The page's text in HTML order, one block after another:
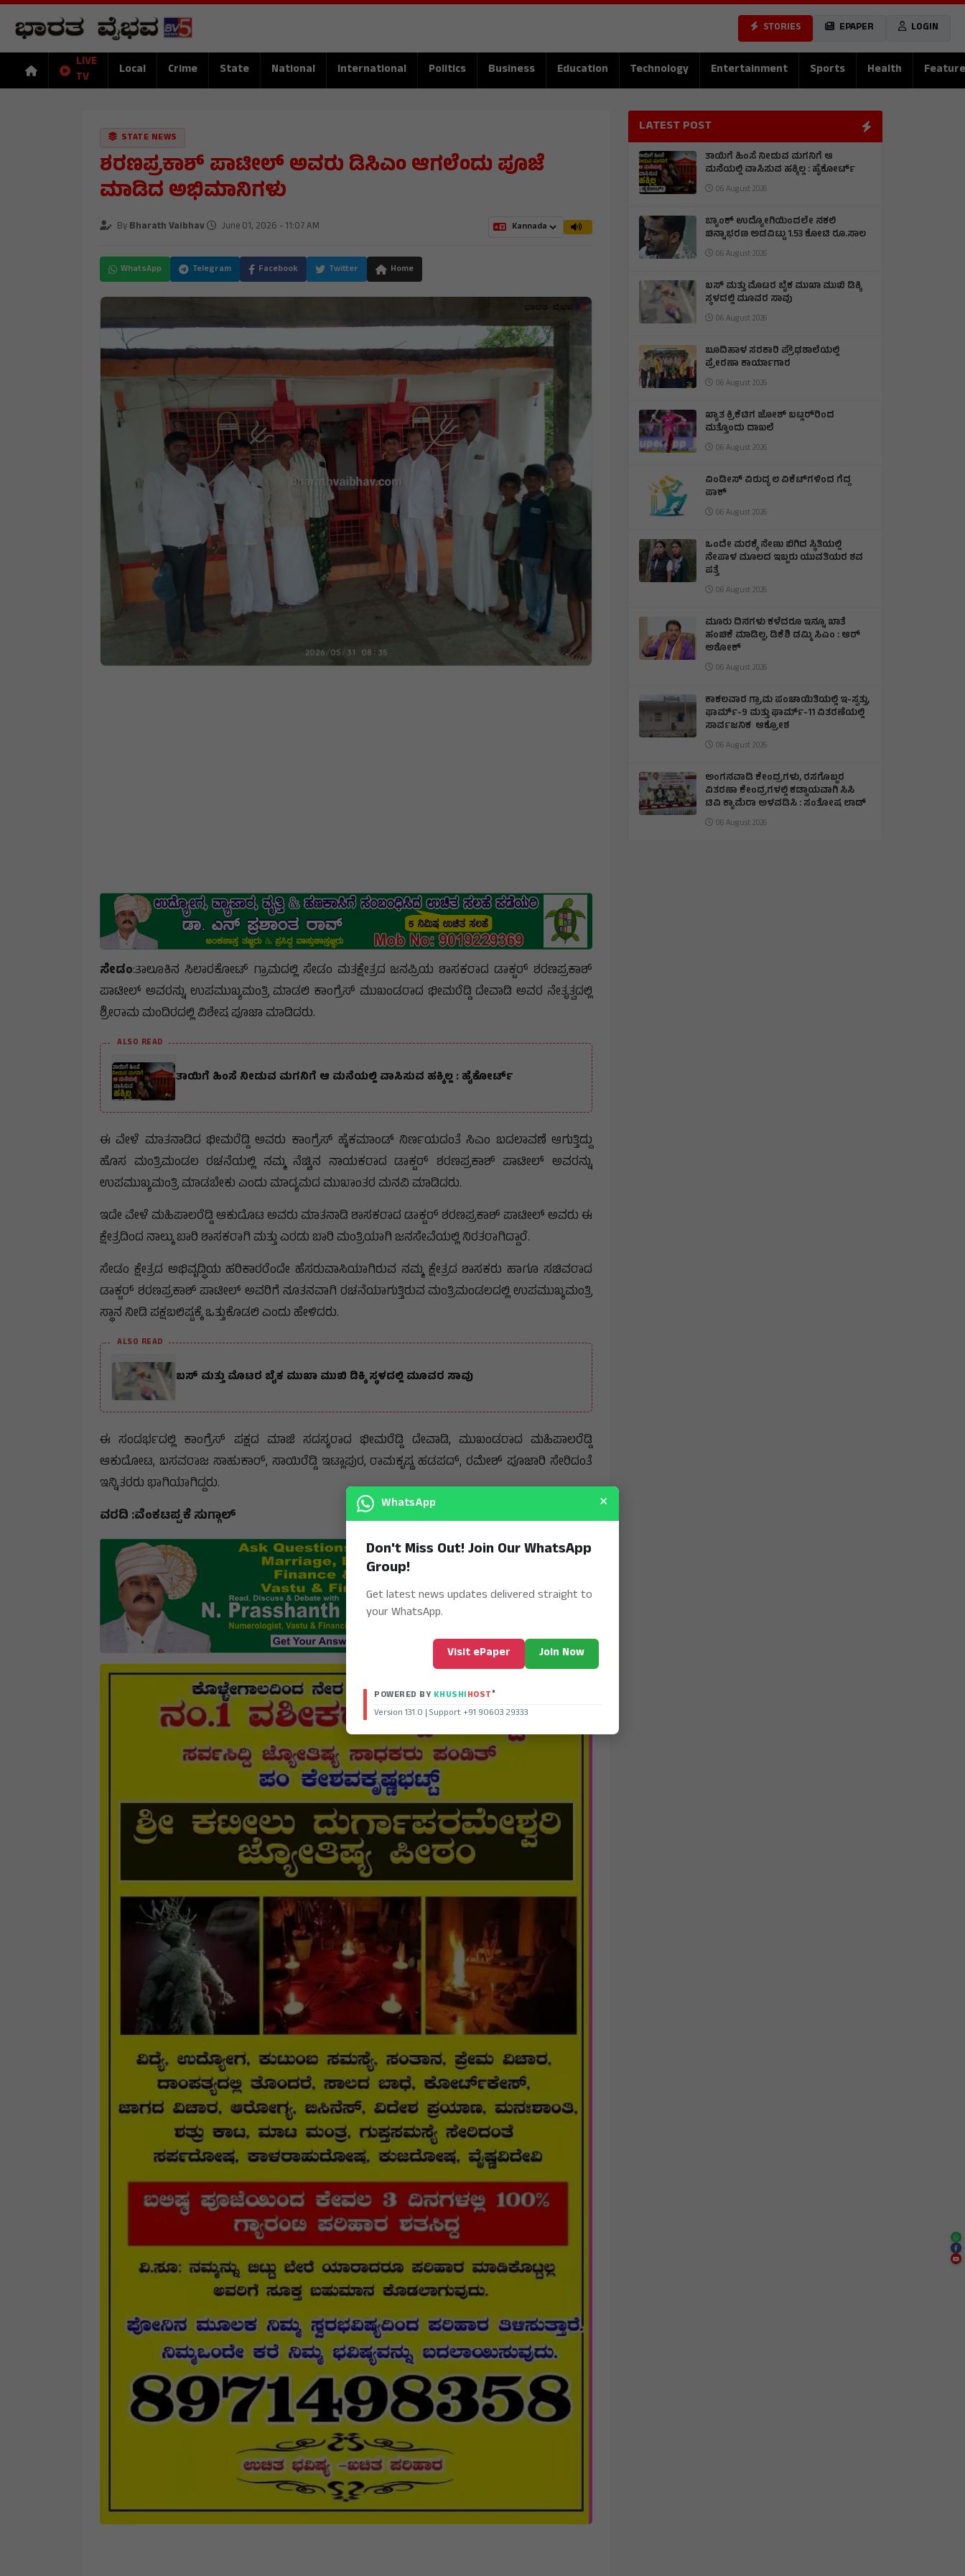
STORIES EPAPER LOGIN
LIVE
TV
Local Crime State National International Politics Business Education Technology Entertainment Sports Health Feature
STATE NEWS
ಶರಣಪ್ರಕಾಶ್ ಪಾಟೀಲ್ ಅವರು ಡಿಸಿಎಂ ಆಗಲೆಂದು ಪೂಜೆ
ಮಾಡಿದ ಅಭಿಮಾನಿಗಳು
ByBharath Vaibhav June 01, 2026 - 11:07 AM
WhatsApp Telegram Facebook Twitter Home
ಸೇಡಂ:ತಾಲೂಕಿನ ಸಿಲಾರಕೋಟ್ ಗ್ರಾಮದಲ್ಲಿ ಸೇಡಂ ಮತಕ್ಷೇತ್ರದ ಜನಪ್ರಿಯ ಶಾಸಕರಾದ ಡಾಕ್ಟರ್ ಶರಣಪ್ರಕಾಶ್
ಪಾಟೀಲ್ ಅವರನ್ನು ಉಪಮುಖ್ಯಮಂತ್ರಿ ಮಾಡಲಿ ಕಾಂಗ್ರೆಸ್ ಮುಖಂಡರಾದ ಭೀಮರೆಡ್ಡಿ ದೇವಾಡಿ ಅವರ ನೇತೃತ್ವದಲ್ಲಿ
ಶ್ರೀರಾಮ ಮಂದಿರದಲ್ಲಿ ವಿಶೇಷ ಪೂಜಾ ಮಾಡಿದರು.
ALSO READ
ತಾಯಿಗೆ ಹಿಂಸೆ ನೀಡುವ ಮಗನಿಗೆ ಆ ಮನೆಯಲ್ಲಿ ವಾಸಿಸುವ ಹಕ್ಕಿಲ್ಲ : ಹೈಕೋರ್ಟ್
ಈ ವೇಳೆ ಮಾತನಾಡಿದ ಭೀಮರೆಡ್ಡಿ ಅವರು ಕಾಂಗ್ರೆಸ್ ಹೈಕಮಾಂಡ್ ನಿರ್ಣಯದಂತೆ ಸಿಎಂ ಬದಲಾವಣೆ ಆಗುತ್ತಿದ್ದು
ಹೊಸ ಮಂತ್ರಿಮಂಡಲ ರಚನೆಯಲ್ಲಿ ನಮ್ಮ ನೆಚ್ಚಿನ ನಾಯಕರಾದ ಡಾಕ್ಟರ್ ಶರಣಪ್ರಕಾಶ್ ಪಾಟೀಲ್ ಅವರನ್ನು
ಉಪಮುಖ್ಯಮಂತ್ರಿ ಮಾಡಬೇಕು ಎಂದು ಮಾದ್ಯಮದ ಮುಖಾಂತರ ಮನವಿ ಮಾಡಿದರು.
ಇದೇ ವೇಳೆ ಮಹಿಪಾಲರೆಡ್ಡಿ ಆಕುದೊಟ ಅವರು ಮಾತನಾಡಿ ಶಾಸಕರಾದ ಡಾಕ್ಟರ್ ಶರಣಪ್ರಕಾಶ್ ಪಾಟೀಲ್ ಅವರು ಈ
ಕ್ಷೇತ್ರದಿಂದ ನಾಲ್ಕು ಬಾರಿ ಶಾಸಕರಾಗಿ ಮತ್ತು ಎರಡು ಬಾರಿ ಮಂತ್ರಿಯಾಗಿ ಜನಸೇವೆಯಲ್ಲಿ ನಿರತರಾಗಿದ್ದಾರೆ.
ಸೇಡಂ ಕ್ಷೇತ್ರದ ಅಭಿವೃದ್ಧಿಯ ಹರಿಕಾರರೆಂದೇ ಹೆಸರುವಾಸಿಯಾಗಿರುವ ನಮ್ಮ ಕ್ಷೇತ್ರದ ಶಾಸಕರು ಹಾಗೂ ಸಚಿವರಾದ
ಡಾಕ್ಟರ್ ಶರಣಪ್ರಕಾಶ್ ಪಾಟೀಲ್ ಅವರಿಗೆ ನೂತನವಾಗಿ ರಚನೆಯಾಗುತ್ತಿರುವ ಮಂತ್ರಿಮಂಡಲದಲ್ಲಿ ಉಪಮುಖ್ಯಮಂತ್ರಿ
ಸ್ಥಾನ ನೀಡಿ ಪಕ್ಷಬಲಿಷ್ಟಕ್ಕೆ ಒತ್ತುಕೊಡಲಿ ಎಂದು ಹೇಳಿದರು.
ALSO READ
ಬಸ್ ಮತ್ತು ಮೊಟರ ಬೈಕ ಮುಖಾ ಮುಖಿ‌ ಡಿಕ್ಕಿ ಸ್ಥಳದಲ್ಲಿ ಮೂವರ ಸಾವು
ಈ ಸಂದರ್ಭದಲ್ಲಿ ಕಾಂಗ್ರೆಸ್ ಪಕ್ಷದ ಮಾಜಿ ಸದಸ್ಯರಾದ ಭೀಮರೆಡ್ಡಿ ದೇವಾಡಿ, ಮುಖಂಡರಾದ ಮಹಿಪಾಲರೆಡ್ಡಿ
ಆಕುದೋಟ, ಬಸವರಾಜ ಸಾಹುಕಾರ್, ಸಾಯಿರೆಡ್ಡಿ ಇಟ್ಲಾಪುರ, ರಾಮಕೃಷ್ಣ ಹಡಪದ್, ರಮೇಶ್ ಪೂಜಾರಿ ಸೇರಿದಂತೆ
ಇನ್ನಿತರರು ಭಾಗಿಯಾಗಿದ್ದರು.
ವರದಿ :ವೆಂಕಟಪ್ಪ ಕೆ ಸುಗ್ಗಾಲ್
LATEST POST
ತಾಯಿಗೆ ಹಿಂಸೆ ನೀಡುವ ಮಗನಿಗೆ ಆ
ಮನೆಯಲ್ಲಿ ವಾಸಿಸುವ ಹಕ್ಕಿಲ್ಲ : ಹೈಕೋರ್ಟ್
06 August 2026
ಬ್ಯಾಂಕ್‌ ಉದ್ಯೋಗಿಯಿಂದಲೇ ನಕಲಿ
ಚಿನ್ನಾಭರಣ ಅಡವಿಟ್ಟು 1.53 ಕೋಟಿ ರೂ.ಸಾಲ
06 August 2026
ಬಸ್ ಮತ್ತು ಮೊಟರ ಬೈಕ ಮುಖಾ ಮುಖಿ‌ ಡಿಕ್ಕಿ
ಸ್ಥಳದಲ್ಲಿ ಮೂವರ ಸಾವು
06 August 2026
ಬೂದಿಹಾಳ ಸರಕಾರಿ ಪ್ರೌಢಶಾಲೆಯಲ್ಲಿ
ಪ್ರೇರಣಾ ಕಾರ್ಯಾಗಾರ
06 August 2026
ಖ್ಯಾತ ಕ್ರಿಕೆಟಿಗ ಜೋಶ್ ಬಟ್ಲರ್‌ರಿಂದ
ಮತ್ತೊಂದು ದಾಖಲೆ
06 August 2026
ವಿಂಡೀಸ್ ವಿರುದ್ಧ ೮ ವಿಕೆಟ್‌ಗಳಿಂದ ಗೆದ್ದ
ಪಾಕ್
06 August 2026
ಒಂದೇ ಮರಕ್ಕೆ ನೇಣು ಬಿಗಿದ ಸ್ಥಿತಿಯಲ್ಲಿ
ನೇಪಾಳ ಮೂಲದ ಇಬ್ಬರು ಯುವತಿಯರ ಶವ
ಪತ್ತೆ
06 August 2026
ಮೂರು ದಿನಗಳು ಕಳೆದರೂ ಇನ್ನೂ ಖಾತೆ
ಹಂಚಿಕೆ ಮಾಡಿಲ್ಲ, ಡಿಕೆಶಿ ಡಮ್ಮಿ ಸಿಎಂ : ಆರ್
ಅಶೋಕ್
06 August 2026
ಕಾಕಲವಾರ ಗ್ರಾಮ ಪಂಚಾಯಿತಿಯಲ್ಲಿ ಇ-ಸ್ವತ್ತು,
ಫಾರ್ಮ್-9 ಮತ್ತು ಫಾರ್ಮ್-11 ವಿತರಣೆಯಲ್ಲಿ
ಸಾರ್ವಜನಿಕ ಆಕ್ರೋಶ
06 August 2026
ಅಂಗನವಾಡಿ ಕೇಂದ್ರಗಳು, ರಸಗೊಬ್ಬರ
ವಿತರಣಾ ಕೇಂದ್ರಗಳಲ್ಲಿ ಕಡ್ಡಾಯವಾಗಿ ಸಿಸಿ
ಟಿವಿ ಕ್ಯಾಮೆರಾ ಅಳವಡಿಸಿ : ಸಂತೋಷ ಲಾಡ್
06 August 2026
WhatsApp ×
Don't Miss Out! Join Our WhatsApp
Group!
Get latest news updates delivered straight to
your WhatsApp.
Visit ePaper Join Now
POWERED BY KHUSHIHOST®
Version 131.0 | Support +91 90603 29333